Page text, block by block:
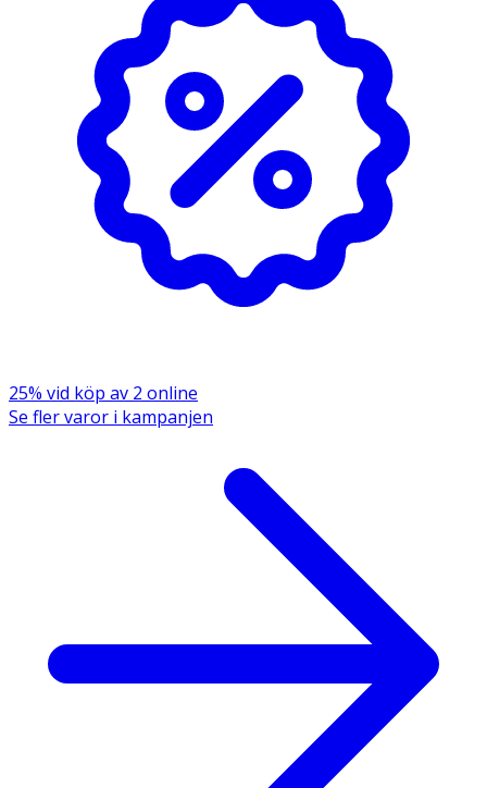
Butyrospermum Parkii Butter Stearamidopropyl
Dimethylamine Glycerin Cetrimonium Chloride Parfum
Cystoseira Compressa Extract Zea Mays Starch Calcium
Gluconate Behentrimonium Chloride Ethylhexylglycerin
Lactic Acid Gluconolactone Sodium Benzoate
Dehydroacetic Acid Phenoxyethanol Benzyl Salicylate
Benzyl Alcohol Linalool
25% vid köp av 2 online
Se fler varor i kampanjen